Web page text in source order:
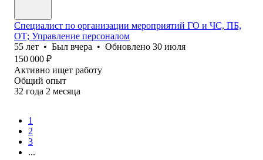
Специалист по организации мероприятий ГО и ЧС, ПБ,
ОТ; Управление персоналом
55 лет • Был вчера • Обновлено 30 июля
150 000 ₽
Активно ищет работу
Общий опыт
32 года 2 месяца
1
2
3
...